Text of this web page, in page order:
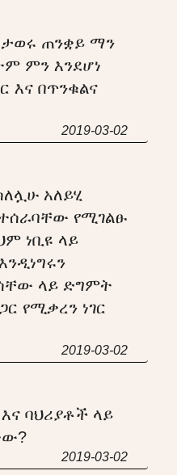
ጠንቋይ ማን
ምን እንደሆነ
እና በጥንቁልና
2019-03-02
አለይሂ
የሚገልፁ
ነቢዩ ላይ
ላይ ድግምት
የሚቃረን ነገር
2019-03-02
ባህሪያቶች ላይ
2019-03-02